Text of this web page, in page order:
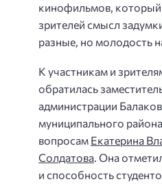
кинофильмов, который
зрителей смысл
разные, но молодость
К участникам и
обратилась
администрации
муниципального
вопросам Екатерина
Солдатова. Она
и способность